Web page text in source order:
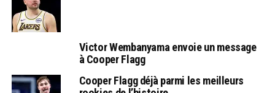
Victor Wembanyama envoie un message
à Cooper Flagg
Cooper Flagg déjà parmi les meilleurs